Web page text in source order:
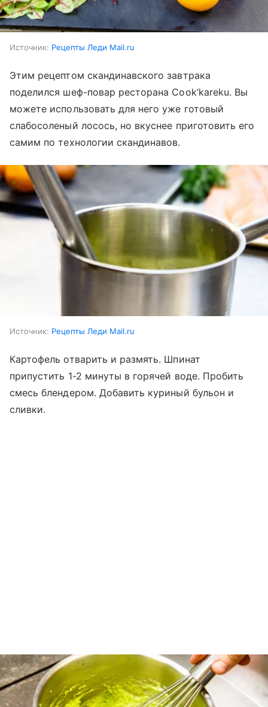
Источник: Рецепты Леди Mail.ru
Этим рецептом скандинавского завтрака
поделился шеф-повар ресторана Cook’kareku. Вы
можете использовать для него уже готовый
слабосоленый лосось, но вкуснее приготовить его
самим по технологии скандинавов.
Источник: Рецепты Леди Mail.ru
Картофель отварить и размять. Шпинат
припустить 1-2 минуты в горячей воде. Пробить
смесь блендером. Добавить куриный бульон и
сливки.